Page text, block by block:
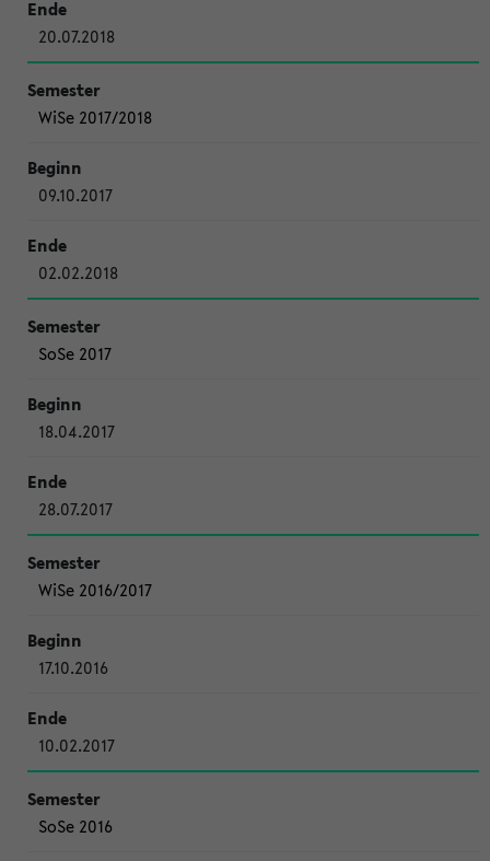
20.07.2018
WiSe 2017/2018
09.10.2017
02.02.2018
SoSe 2017
18.04.2017
28.07.2017
WiSe 2016/2017
17.10.2016
10.02.2017
SoSe 2016